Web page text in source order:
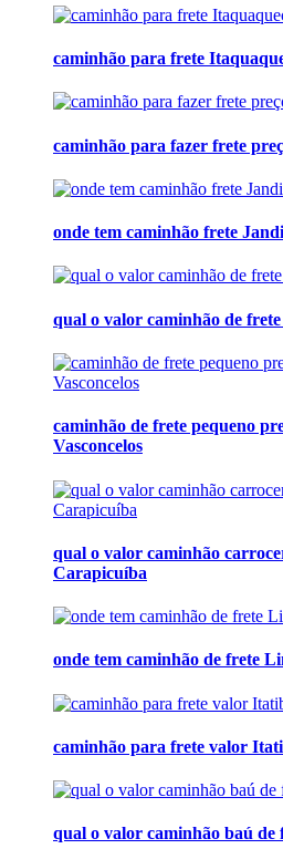
caminhão para frete
caminhão para fazer frete
onde tem caminhão frete
qual o valor caminhão de
caminhão de frete pequeno
Vasconcelos
qual o valor caminhão
Carapicuíba
onde tem caminhão de frete
caminhão para frete valor
qual o valor caminhão baú de